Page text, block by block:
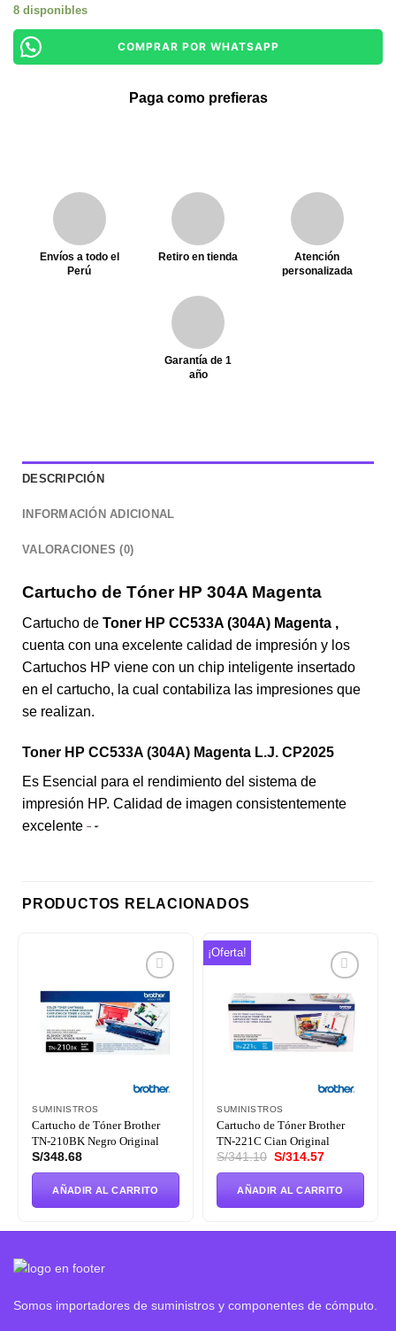
8 disponibles
COMPRAR POR WHATSAPP
Paga como prefieras
Envíos a todo el
Perú
Retiro en tienda
Atención
personalizada
Garantía de 1
año
DESCRIPCIÓN
INFORMACIÓN ADICIONAL
VALORACIONES (0)
Cartucho de Tóner HP 304A Magenta
Cartucho de Toner HP CC533A (304A) Magenta ,
cuenta con una excelente calidad de impresión y los
Cartuchos HP viene con un chip inteligente insertado
en el cartucho, la cual contabiliza las impresiones que
se realizan.
Toner HP CC533A (304A) Magenta L.J. CP2025
Es Esencial para el rendimiento del sistema de
impresión HP. Calidad de imagen consistentemente
excelente
PRODUCTOS RELACIONADOS
Añadir
a la
lista de
deseos
SUMINISTROS
Cartucho de Tóner Brother
TN-210BK Negro Original
S/348.68
AÑADIR AL CARRITO
¡Oferta!
Añadir
a la
lista de
deseos
SUMINISTROS
Cartucho de Tóner Brother
TN-221C Cian Original
S/341.10 El
era:
S/314.57El
es:
S/314.57.
AÑADIR AL CARRITO
Somos importadores de suministros y componentes de cómputo.